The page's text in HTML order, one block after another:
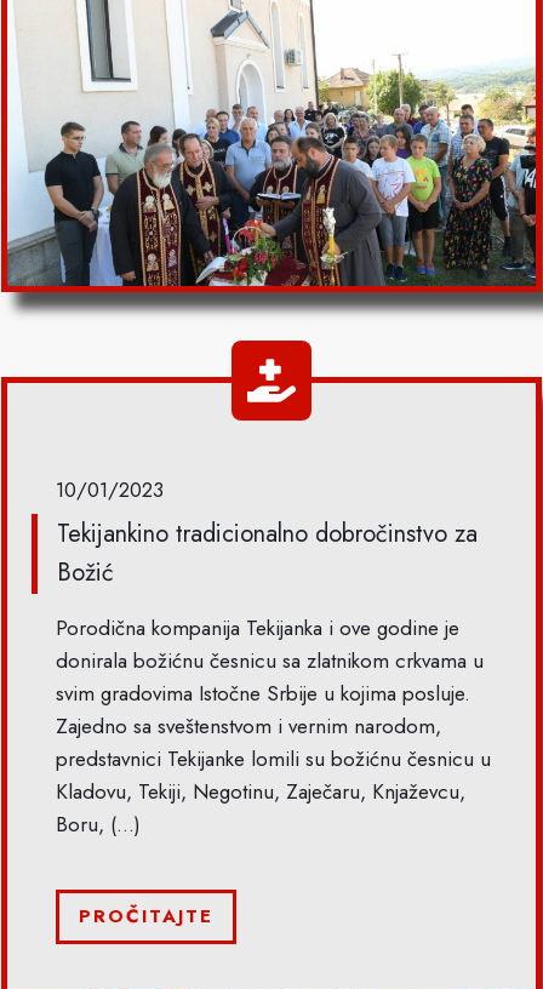
10/01/2023
Tekijankino tradicionalno dobročinstvo za
Božić
Porodična kompanija Tekijanka i ove godine je
donirala božićnu česnicu sa zlatnikom crkvama u
svim gradovima Istočne Srbije u kojima posluje.
Zajedno sa sveštenstvom i vernim narodom,
predstavnici Tekijanke lomili su božićnu česnicu u
Kladovu, Tekiji, Negotinu, Zaječaru, Knjaževcu,
Boru, (...)
PROČITAJTE